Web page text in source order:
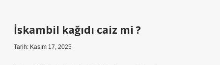
İskambil kağıdı caiz mi ?
Tarih: Kasım 17, 2025